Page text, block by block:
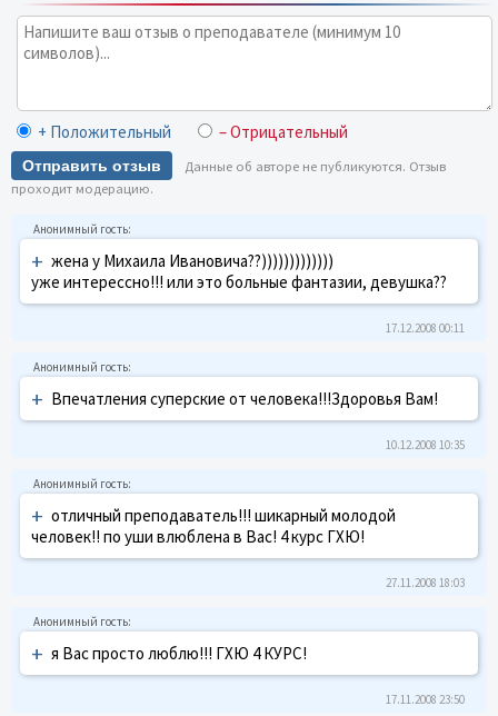
+ Положительный – Отрицательный
Отправить отзыв
Данные об авторе не публикуются. Отзыв
проходит модерацию.
+ жена у Михаила Ивановича??)))))))))))))
уже интерессно!!! или это больные фантазии, девушка??
17.12.2008 00:11
+ Впечатления суперские от человека!!!Здоровья Вам!
10.12.2008 10:35
+ отличный преподаватель!!! шикарный молодой
человек!! по уши влюблена в Вас! 4 курс ГХЮ!
27.11.2008 18:03
+ я Вас просто люблю!!! ГХЮ 4 КУРС!
17.11.2008 23:50